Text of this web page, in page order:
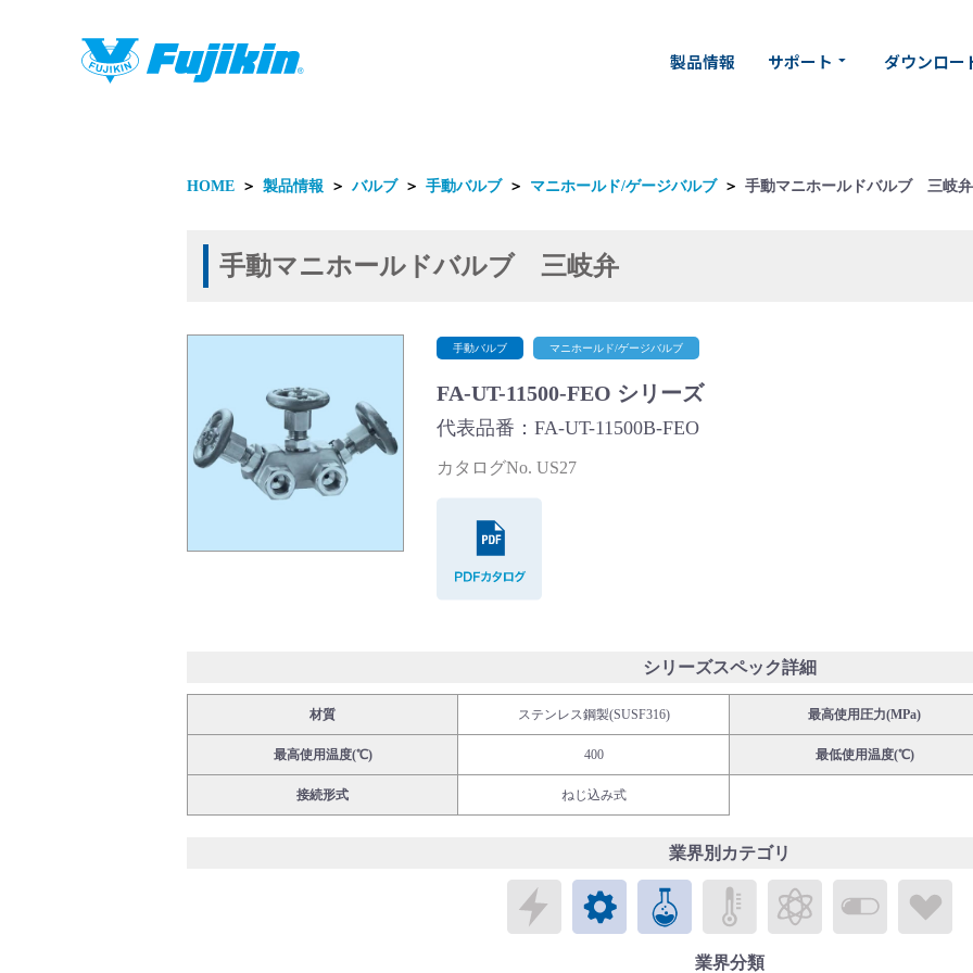
製品情報 サポート arrow_drop_down ダウンロー
製品情報
バルブ・継手・システムを探す
ダウンロード
製品情報
HOME ＞ 製品情報 ＞ バルブ ＞ 手動バルブ ＞ マニホールド/ゲージバルブ ＞ 手動マニホールドバルブ 三岐弁
手動マニホールドバルブ 三岐弁
手動バルブ マニホールド/ゲージバルブ
FA-UT-11500-FEO シリーズ
代表品番：FA-UT-11500B-FEO
カタログNo. US27
シリーズスペック詳細
材質 ステンレス鋼製(SUSF316) 最高使用圧力(MPa)
最高使用温度(℃) 400 最低使用温度(℃)
接続形式 ねじ込み式
業界別カテゴリ
エレクトロニクス
メカトロニクス
ケミカル パブリックラボラトリバイオメ
業界分類